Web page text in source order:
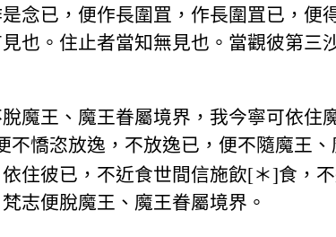
念已，便作長圍罝，作長圍罝已，便
也。住止者當知無見也。當觀彼第三
魔王、魔王眷屬境界，我今寧可依住
不憍恣放逸，不放逸已，便不隨魔王、
住彼已，不近食世間信施飲[＊]食，不
志便脫魔王、魔王眷屬境界。